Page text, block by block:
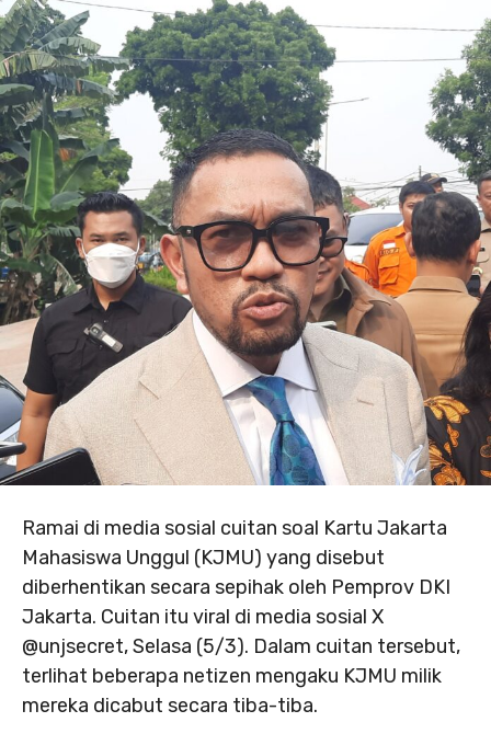
Ramai di media sosial cuitan soal Kartu Jakarta
Mahasiswa Unggul (KJMU) yang disebut
diberhentikan secara sepihak oleh Pemprov DKI
Jakarta. Cuitan itu viral di media sosial X
@unjsecret, Selasa (5/3). Dalam cuitan tersebut,
terlihat beberapa netizen mengaku KJMU milik
mereka dicabut secara tiba-tiba.